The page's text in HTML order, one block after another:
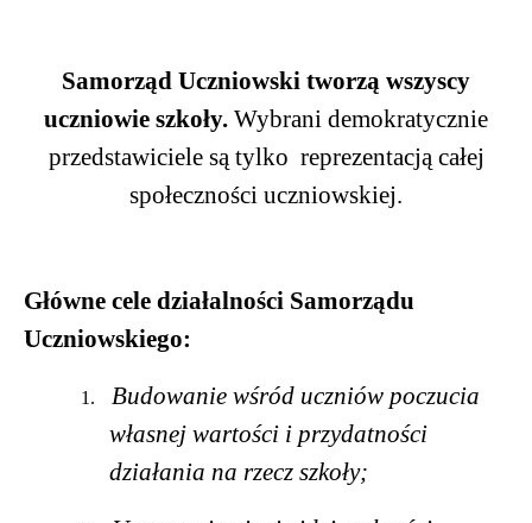
Samorząd Uczniowski tworzą wszyscy
uczniowie szkoły. Wybrani demokratycznie
przedstawiciele są tylko reprezen­tacją całej
społeczności uczniowskiej.
Główne cele działalności Samorządu
Uczniowskiego:
1. Budowanie wśród uczniów poczucia
własnej wartości i przydatności
działania na rzecz szkoły;